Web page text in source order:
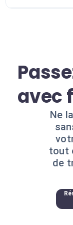
avec
Ne
tout
de